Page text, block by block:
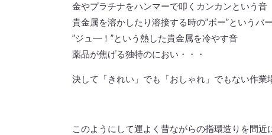
金やプラチナをハンマーで叩くカンカンという音
貴金属を溶かしたり溶接する時の”ボー”というバ
”ジュ―！”という熱した貴金属を冷やす音
薬品が焦げる独特のにおい・・・
決して「きれい」でも「おしゃれ」でもない作業
このようにして運よく昔ながらの指環造りを間近